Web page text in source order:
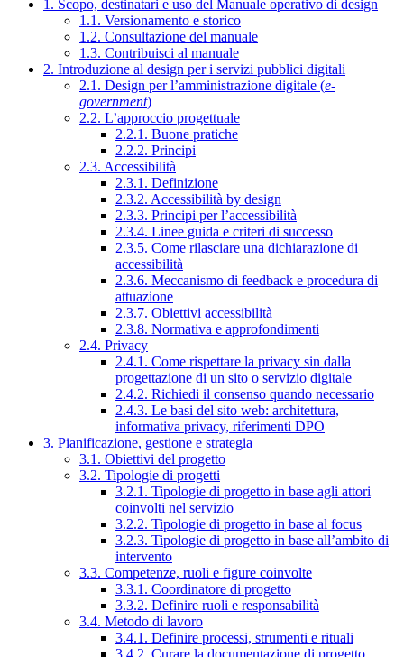
1. Scopo, destinatari e uso del Manuale operativo di design
1.1. Versionamento e storico
1.2. Consultazione del manuale
1.3. Contribuisci al manuale
2. Introduzione al design per i servizi pubblici digitali
2.1. Design per l’amministrazione digitale (e-
government)
2.2. L’approccio progettuale
2.2.1. Buone pratiche
2.2.2. Principi
2.3. Accessibilità
2.3.1. Definizione
2.3.2. Accessibilità by design
2.3.3. Principi per l’accessibilità
2.3.4. Linee guida e criteri di successo
2.3.5. Come rilasciare una dichiarazione di
accessibilità
2.3.6. Meccanismo di feedback e procedura di
attuazione
2.3.7. Obiettivi accessibilità
2.3.8. Normativa e approfondimenti
2.4. Privacy
2.4.1. Come rispettare la privacy sin dalla
progettazione di un sito o servizio digitale
2.4.2. Richiedi il consenso quando necessario
2.4.3. Le basi del sito web: architettura,
informativa privacy, riferimenti DPO
3. Pianificazione, gestione e strategia
3.1. Obiettivi del progetto
3.2. Tipologie di progetti
3.2.1. Tipologie di progetto in base agli attori
coinvolti nel servizio
3.2.2. Tipologie di progetto in base al focus
3.2.3. Tipologie di progetto in base all’ambito di
intervento
3.3. Competenze, ruoli e figure coinvolte
3.3.1. Coordinatore di progetto
3.3.2. Definire ruoli e responsabilità
3.4. Metodo di lavoro
3.4.1. Definire processi, strumenti e rituali
3.4.2. Curare la documentazione di progetto